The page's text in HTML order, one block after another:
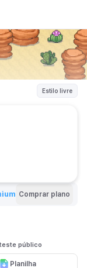
Estilo livre
Comprar plano
teste público
Planilha